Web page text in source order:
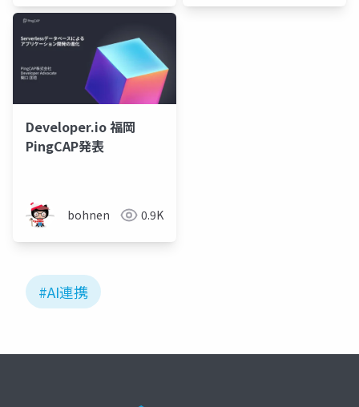
Developer.io 福岡
PingCAP発表
bohnen 0.9K
#AI連携